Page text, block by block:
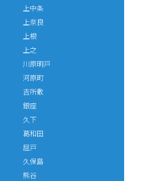
上中条
上奈良
上根
上之
川原明戸
河原町
吉所敷
銀座
久下
葛和田
屈戸
久保島
熊谷